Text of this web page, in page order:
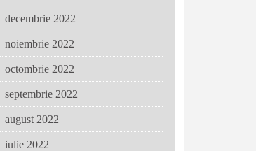
decembrie 2022
noiembrie 2022
octombrie 2022
septembrie 2022
august 2022
iulie 2022